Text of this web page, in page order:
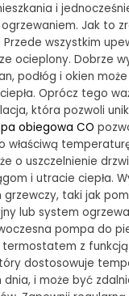
i
Jak to
wszystkim
ocieplony. Dobrze
podłóg i okien
Oprócz tego
która pozwoli
obiegowa CO
właściwą
o uszczelnienie
i utracie ciepła.
taki jak
lub system
pompa do
termostatem z funkcją
dostosowuje
dnia, i może być